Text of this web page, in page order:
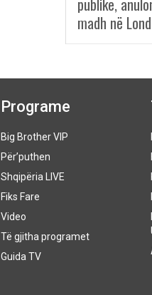
publike,
madh në
Programe
Big Brother VIP
Për’puthen
Shqipëria LIVE
Fiks Fare
Video
Të gjitha programet
Guida TV